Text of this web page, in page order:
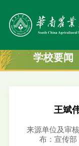
学校要闻
王斌
来源单位及审
布：宣传部